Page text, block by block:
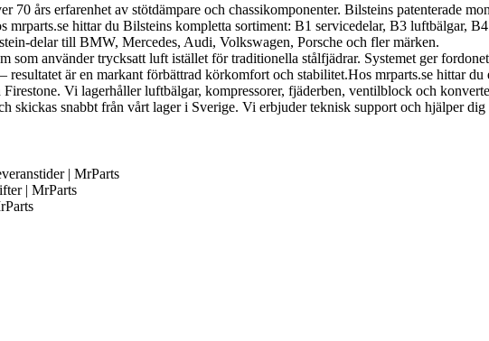
70 års erfarenhet av stötdämpare och chassikomponenter. Bilsteins patenterade
hittar du Bilsteins kompletta sortiment: B1 servicedelar, B3 luftbälgar,
delar till BMW, Mercedes, Audi, Volkswagen, Porsche och fler märken.
som använder trycksatt luft istället för traditionella stålfjädrar. Systemet ger
är en markant förbättrad körkomfort och stabilitet.Hos mrparts.se hittar
Vi lagerhåller luftbälgar, kompressorer, fjäderben, ventilblock och
skickas snabbt från vårt lager i Sverige. Vi erbjuder teknisk support och hjälper
| MrParts
| MrParts